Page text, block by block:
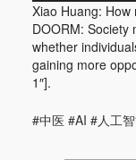
Xiao Huang:
DOORM: Society
whether
gaining more
1″].
#中医 #AI #人工